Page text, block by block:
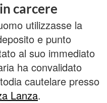
carcere
utilizzasse la
e punto
al suo immediato
ha convalidato
cautelare presso
Lanza.